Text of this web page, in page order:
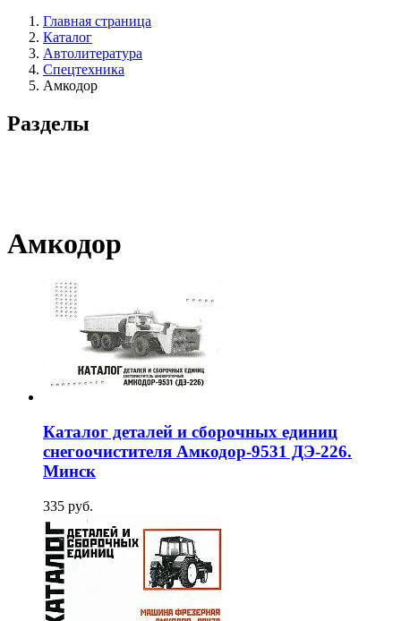
Главная страница
Каталог
Автолитература
Спецтехника
Амкодор
Разделы
Амкодор
Каталог деталей и сборочных единиц
снегоочистителя Амкодор-9531 ДЭ-226.
Минск
335 руб.